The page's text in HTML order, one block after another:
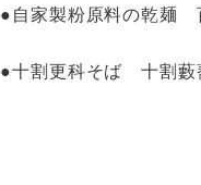
●自家製粉原料の乾
●十割更科そば 十割藪